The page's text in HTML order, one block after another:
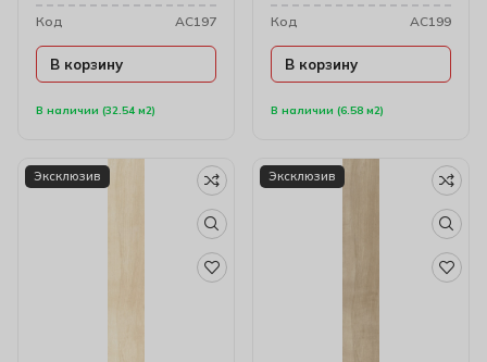
В наличии (32.54 м2)
Код
AC197
В корзину
В наличии (6.58 м2)
Код
AC199
В корзину
Эксклюзив Эксклюзив